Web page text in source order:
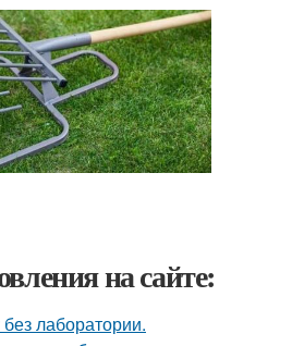
на сайте:
лаборатории.